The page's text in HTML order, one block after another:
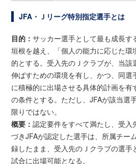
JFA・Ｊリーグ特別指定選手とは
目的：サッカー選手として最も成長
垣根を越え、「個人の能力に応じた環
的とする。受入先のＪクラブが、当該
伸ばすための環境を有し、かつ、同選
に積極的に出場させる具体的計画を有
の条件とする。ただし、JFAが該当選
限りではない。
概要：認定要件をすべて満たし、受
づきJFAが認定した選手は、所属チー
録したまま、受入先のＪクラブの選
試合に出場可能となる。